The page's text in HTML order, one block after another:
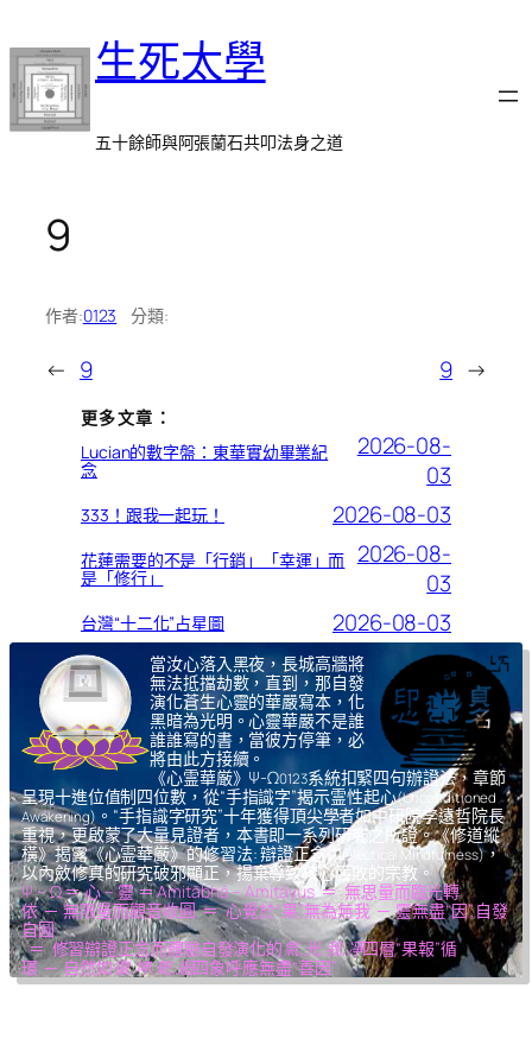
至
主
要
內
生死太學
五十餘師與阿張蘭石共叩法身之道
9
作者:0123 分類:
← 9 9 →
更多文章：
Lucian的數字盤：東華實幼畢業紀
念
2026-08-
03
333！跟我一起玩！ 2026-08-03
花蓮需要的不是「行銷」「幸運」而
是「修行」
2026-08-
03
台灣“十二化”占星圖 2026-08-03
當汝心落入黑夜，長城高牆將
無法抵擋劫數，直到，那自發
演化蒼生心靈的華嚴寫本，化
黑暗為光明。心靈華嚴不是誰
誰誰寫的書，當彼方停筆，必
將由此方接續。
《心霊華厳》Ψ-Ω0123系統扣緊四句辦證法，章節
呈現十進位值制四位數，從“手指識字”揭示霊性起心(Unconditioned
Awakening) 。“手指識字研究”十年獲得頂尖學者如中研院李遠哲院長
重視，更啟蒙了大量見證者，本書即一系列研究之所證。《修道縱
橫》揭露《心霊華厳》的修習法: 辯證正念(Dialectical Mindfulness)，
以內斂修真的研究破邪顯正，揚棄導致核心腐敗的宗教。
Ψ – Ω ＝ 心 – 靈 ＝ Amitābhā – Amitāyus ＝ 無思量而臨光轉
依 ─ 無限量而觀音收圓 ＝ 心覺於“果”,無為無我 ─ 靈無盡“因”,自發
自圓
＝ 修習辯證正念而體驗自發演化的氣,光,我,凈四層“果報”循
環 ─ 自然如復,坤,乾,逅四象呼應無盡“善因”